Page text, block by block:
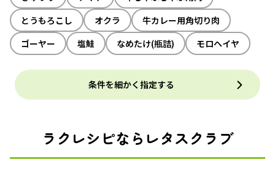
とうもろこし
オクラ
牛カレー用角切り肉
ゴーヤー
塩鮭 なめたけ(瓶詰) モロヘイヤ
条件を細かく指定する
ラクレシピならレタスクラブ